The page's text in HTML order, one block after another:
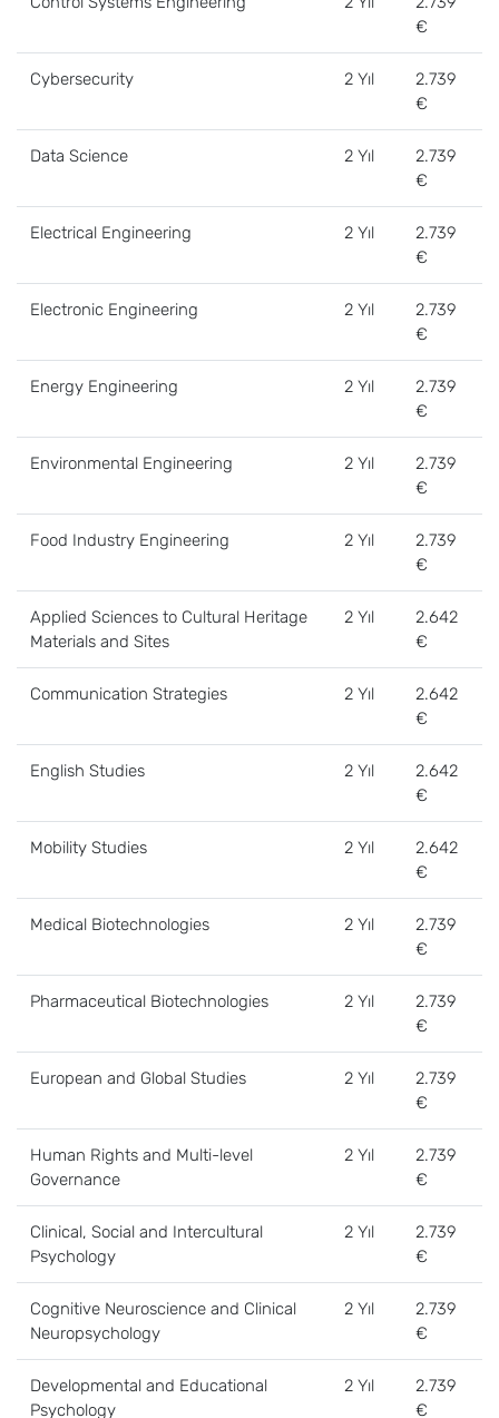
€
Cybersecurity 2 Yıl
2.739
€
Data Science 2 Yıl
2.739
€
Electrical Engineering 2 Yıl
2.739
€
Electronic Engineering 2 Yıl
2.739
€
Energy Engineering 2 Yıl
2.739
€
Environmental Engineering 2 Yıl
2.739
€
Food Industry Engineering 2 Yıl
2.739
€
Applied Sciences to Cultural Heritage
Materials and Sites
2 Yıl
2.642
€
Communication Strategies 2 Yıl
2.642
€
English Studies 2 Yıl
2.642
€
Mobility Studies 2 Yıl
2.642
€
Medical Biotechnologies 2 Yıl
2.739
€
Pharmaceutical Biotechnologies 2 Yıl
2.739
€
European and Global Studies 2 Yıl
2.739
€
Human Rights and Multi-level
Governance
2 Yıl
2.739
€
Clinical, Social and Intercultural
Psychology
2 Yıl
2.739
€
Cognitive Neuroscience and Clinical
Neuropsychology
2 Yıl
2.739
€
Developmental and Educational
Psychology
2 Yıl
2.739
€